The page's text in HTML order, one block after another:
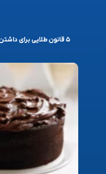
۵ قانون طلایی برای داشتن کودک خوش غذا و خوش اشتها